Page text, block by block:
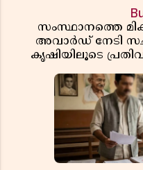
സംസ്ഥാനത്തെ
അവാർഡ് നേടി
കൃഷിയിലൂടെ